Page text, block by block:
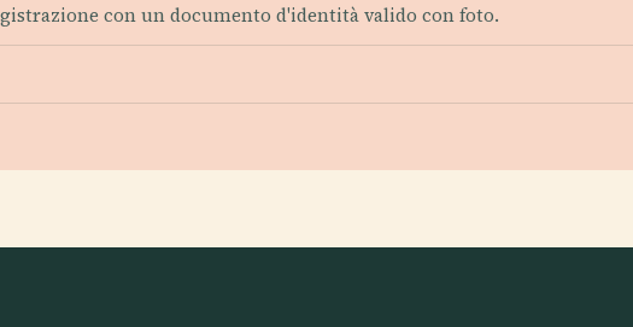
con un documento d'identità valido con foto.